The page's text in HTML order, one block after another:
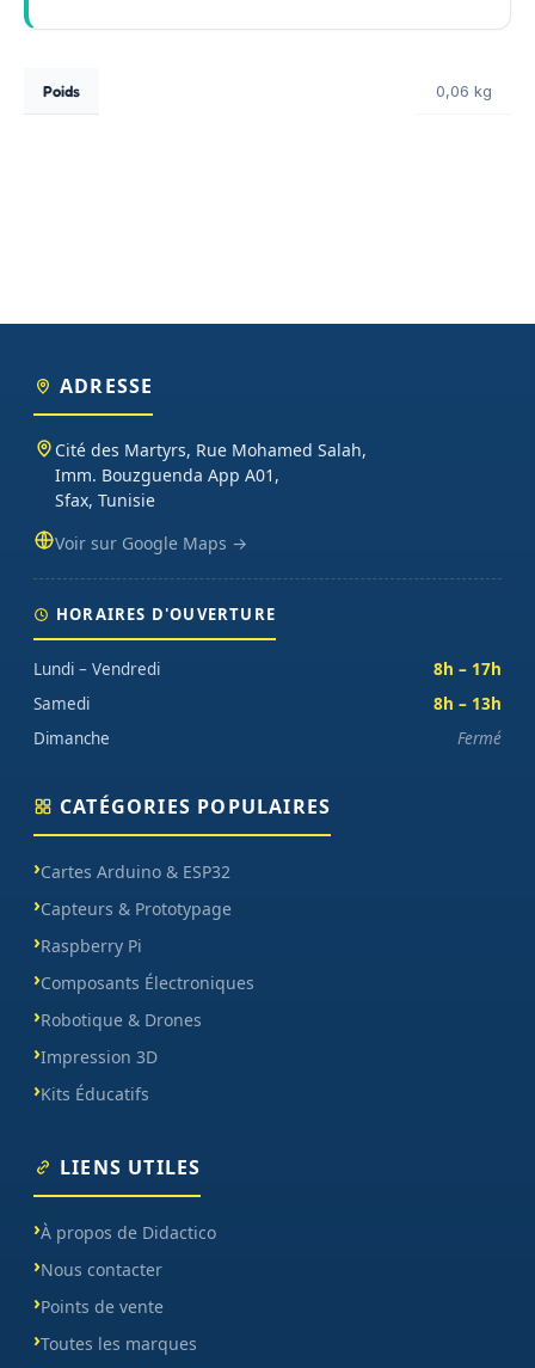
Poids 0,06 kg
ADRESSE
Cité des Martyrs, Rue Mohamed Salah,
Imm. Bouzguenda App A01,
Sfax, Tunisie
Voir sur Google Maps →
HORAIRES D'OUVERTURE
Lundi – Vendredi
8h – 17h
Samedi
8h – 13h
Dimanche
Fermé
CATÉGORIES POPULAIRES
Cartes Arduino & ESP32
Capteurs & Prototypage
Raspberry Pi
Composants Électroniques
Robotique & Drones
Impression 3D
Kits Éducatifs
LIENS UTILES
À propos de Didactico
Nous contacter
Points de vente
Toutes les marques